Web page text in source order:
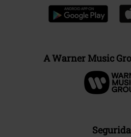
A Warner Music